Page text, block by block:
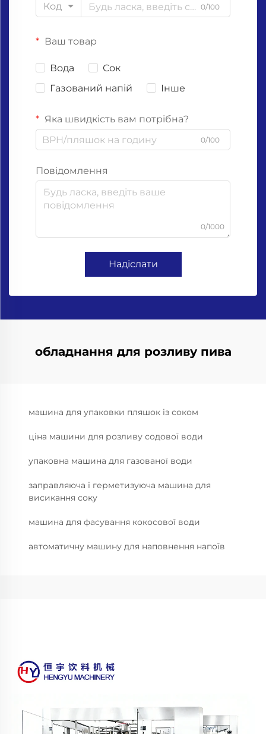
Код
0/100
Ваш товар
Вода
Сок
Газований напій
Інше
Яка швидкість вам потрібна?
0/100
Повідомлення
0/1000
Надіслати
обладнання для розливу пива
машина для упаковки пляшок із соком
ціна машини для розливу содової води
упаковна машина для газованої води
заправляюча і герметизуюча машина для
висикання соку
машина для фасування кокосової води
автоматичну машину для наповнення напоїв